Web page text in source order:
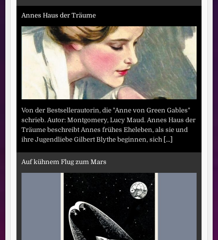
Annes Haus der Träume
Von der Bestsellerautorin, die "Anne von Green Gables"
schrieb. Autor: Montgomery, Lucy Maud. Annes Haus der
Träume beschreibt Annes frühes Eheleben, als sie und
ihre Jugendliebe Gilbert Blythe beginnen, sich [...]
Auf kühnem Flug zum Mars